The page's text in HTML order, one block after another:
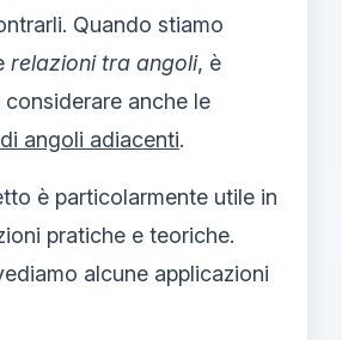
Quando stiamo
relazioni tra angoli, è
anche le
angoli adiacenti.
è particolarmente utile in
pratiche e teoriche.
alcune applicazioni